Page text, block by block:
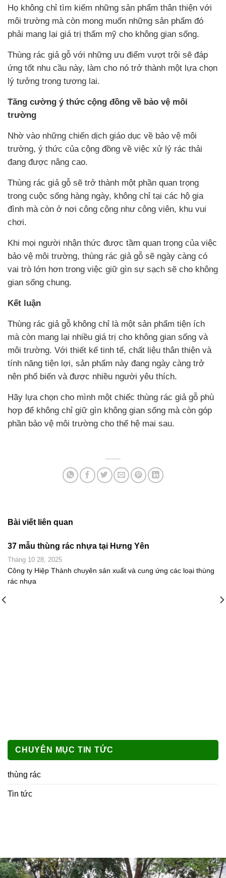
Họ không chỉ tìm kiếm những sản phẩm thân thiện với
môi trường mà còn mong muốn những sản phẩm đó
phải mang lại giá trị thẩm mỹ cho không gian sống.
Thùng rác giả gỗ với những ưu điểm vượt trội sẽ đáp
ứng tốt nhu cầu này, làm cho nó trở thành một lựa chọn
lý tưởng trong tương lai.
Tăng cường ý thức cộng đồng về bảo vệ môi
trường
Nhờ vào những chiến dịch giáo dục về bảo vệ môi
trường, ý thức của cộng đồng về việc xử lý rác thải
đang được nâng cao.
Thùng rác giả gỗ sẽ trở thành một phần quan trọng
trong cuộc sống hàng ngày, không chỉ tại các hộ gia
đình mà còn ở nơi công cộng như công viên, khu vui
chơi.
Khi mọi người nhận thức được tầm quan trọng của việc
bảo vệ môi trường, thùng rác giả gỗ sẽ ngày càng có
vai trò lớn hơn trong việc giữ gìn sự sạch sẽ cho không
gian sống chung.
Kết luận
Thùng rác giả gỗ không chỉ là một sản phẩm tiện ích
mà còn mang lại nhiều giá trị cho không gian sống và
môi trường. Với thiết kế tinh tế, chất liệu thân thiện và
tính năng tiện lợi, sản phẩm này đang ngày càng trở
nên phổ biến và được nhiều người yêu thích.
Hãy lựa chọn cho mình một chiếc thùng rác giả gỗ phù
hợp để không chỉ giữ gìn không gian sống mà còn góp
phần bảo vệ môi trường cho thế hệ mai sau.
Bài viết liên quan
37 mẫu thùng rác nhựa tại Hưng Yên
Tháng 10 28, 2025
Công ty Hiệp Thành chuyên sản xuất và cung ứng các loại thùng
rác nhựa
CHUYÊN MỤC TIN TỨC
thùng rác
Tin tức